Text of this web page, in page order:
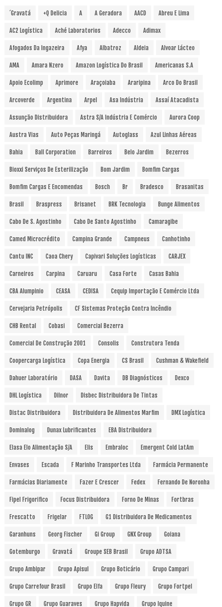
´Gravatá +Q Delicia A A Geradora AACD Abreu E Lima
AC2 Logística Aché Laboratorios Adecco Adimax
Afogados Da Ingazeira Afya Albatroz Aldeia Alvoar Lácteo
AMA Amara Nzero Amazon Logística Do Brasil Americanas S.A
Apoio Ecolimp Aprimore Araçoiaba Araripina Arco Do Brasil
Arcoverde Argentina Arpel Asa Indústria Assaí Atacadista
Assunção Distribuidora Astra S/A Indústria E Comércio Aurora Coop
Austra Vias Auto Peças Maringá Autoglass Azul Linhas Aéreas
Bahia Ball Corporation Barreiros Belo Jardim Bezerros
Bioxxi Serviços De Esterilização Bom Jardim Bomfim Cargas
Bomfim Cargas E Encomendas Bosch Br Bradesco Brasanitas
Brasil Braspress Brisanet BRK Tecnologia Bunge Alimentos
Cabo De S. Agostinho Cabo De Santo Agostinho Camaragibe
Camed Microcrédito Campina Grande Campneus Canhotinho
Cantu INC Caoa Chery Capivari Soluções Logísticas CARJEX
Carneiros Carpina Caruaru Casa Forte Casas Bahia
CBA Alumpinio CEASA CEDISA Cequip Importação E Comércio Ltda
Cervejaria Petrópolis CF Sistemas Proteção Contra Incêndio
CHB Rental Cobasi Comercial Bezerra
Comercial De Construção 2001 Consolis Construtora Tenda
Coopercarga Logística Copa Energia CS Brasil Cushman & Wakefield
Dahuer Laboratório DASA Davita DB Diagnósticos Dexco
DHL Logística Dilnor Disbec Distribuidora De Tintas
Distac Distribuidora Distribuidora De Alimentos Marfim DMX Logística
Dominalog Dunax Lubrificantes EBA Distribuidora
Elasa Elo Alimentação S/A Elis Embraloc Emergent Cold LatAm
Envases Escada F Marinho Transportes Ltda Farmácia Permanente
Farmácias Diariamente Fazer E Crescer Fedex Fernando De Noronha
Fipel Frigorifico Focus Distribuidora Forno De Minas Fortbras
Frescatto Frigelar FTLOG G1 Distribuidora De Medicamentos
Garanhuns Georg Fischer Gi Group GNX Group Goiana
Gotemburgo Gravatá Groupe SEB Brasil Grupo ADTSA
Grupo Ambipar Grupo Apisul Grupo Boticário Grupo Campari
Grupo Carrefour Brasil Grupo Elfa Grupo Fleury Grupo Fortpel
Grupo GR Grupo Guaraves Grupo Hapvida Grupo Iquine